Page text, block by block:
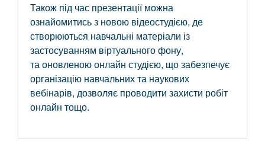
Також під час презентації можна
ознайомитись з новою відеостудією, де
створюються навчальні матеріали із
застосуванням віртуального фону,
та оновленою онлайн студією, що забезпечує
організацію навчальних та наукових
вебінарів, дозволяє проводити захисти робіт
онлайн тощо.